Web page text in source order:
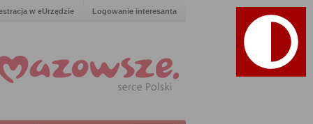
w eUrzędzie Logowanie interesanta